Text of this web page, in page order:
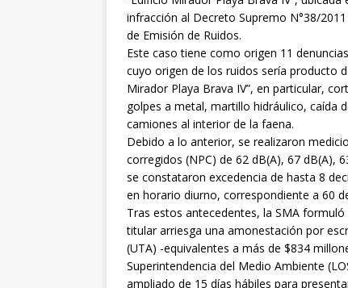
infracción al Decreto Supremo N°38/
de Emisión de Ruidos.
Este caso tiene como origen 11
cuyo origen de los ruidos sería producto
Mirador Playa Brava IV”, en particular,
golpes a metal, martillo hidráulico, caída
camiones al interior de la faena.
Debido a lo anterior, se realizaron
corregidos (NPC) de 62 dB(A), 67 dB(A),
se constataron excedencia de hasta 8
en horario diurno, correspondiente a 60
Tras estos antecedentes, la SMA
titular arriesga una amonestación por
(UTA) -equivalentes a más de $834
Superintendencia del Medio Ambiente
ampliado de 15 días hábiles para